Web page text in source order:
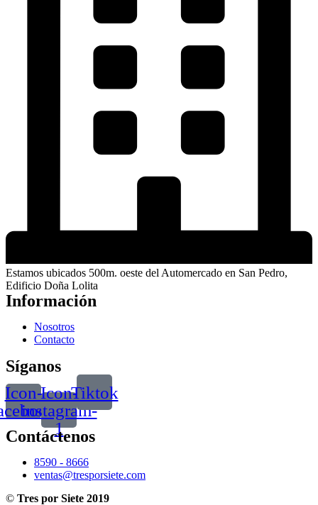
Estamos ubicados 500m. oeste del Automercado en San Pedro,
Edificio Doña Lolita
Información
Nosotros
Contacto
Síganos
Icon-Icon-
instagram-
1
Tiktok
Contáctenos
8590 - 8666
ventas@tresporsiete.com
© Tres por Siete 2019